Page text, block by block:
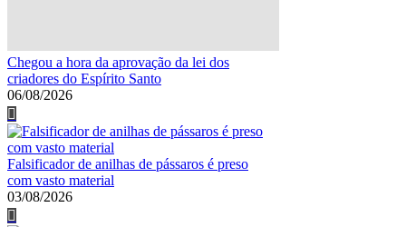
Chegou a hora da aprovação da lei dos
criadores do Espírito Santo
06/08/2026
Falsificador de anilhas de pássaros é preso
com vasto material
03/08/2026